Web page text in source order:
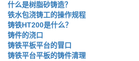
什么是树脂砂铸造？
铁水包浇铸工的操作规程
铸铁HT200是什么？
铸件的浇口
铸铁平板平台的冒口
铸铁平台平板的铸件清理